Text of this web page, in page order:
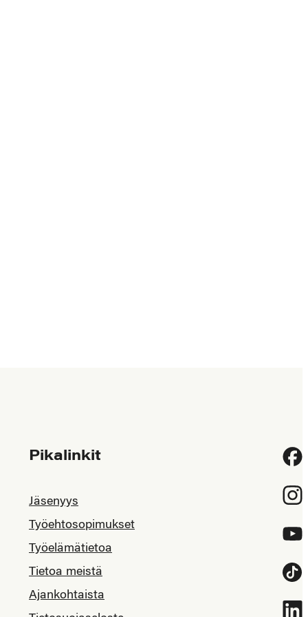
Pikalinkit
Jäsenyys
Työehtosopimukset
Työelämätietoa
Tietoa meistä
Ajankohtaista